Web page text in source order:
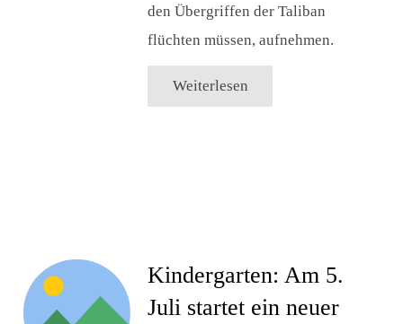
den Übergriffen der Taliban
flüchten müssen, aufnehmen.
Weiterlesen
Kindergarten: Am 5.
Juli startet ein neuer